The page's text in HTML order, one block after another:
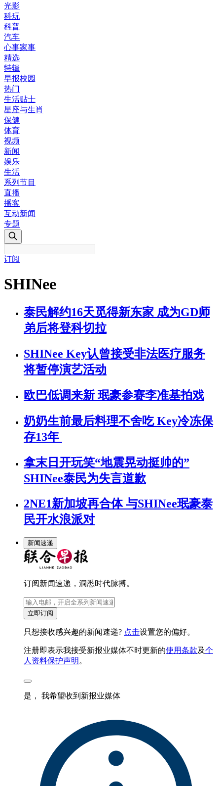
光影
科玩
科普
汽车
心事家事
精选
特辑
早报校园
热门
生活贴士
星座与生肖
保健
体育
视频
新闻
娱乐
生活
系列节目
直播
播客
互动新闻
专题
订阅
SHINee
泰民解约16天觅得新东家 成为GD师
弟后将登科切拉
SHINee Key认曾接受非法医疗服务
将暂停演艺活动
欧巴低调来新 珉豪参赛李准基拍戏
奶奶生前最后料理不舍吃 Key冷冻保
存13年
拿末日开玩笑“地震晃动挺帅的”
SHINee泰民为失言道歉
2NE1新加坡再合体 与SHINee珉豪泰
民开水浪派对
新闻速递
订阅新闻速递，洞悉时代脉搏。
立即订阅
只想接收感兴趣的新闻速递? 点击设置您的偏好。
注册即表示我接受新报业媒体不时更新的使用条款及个
人资料保护声明 。
是， 我希望收到新报业媒体